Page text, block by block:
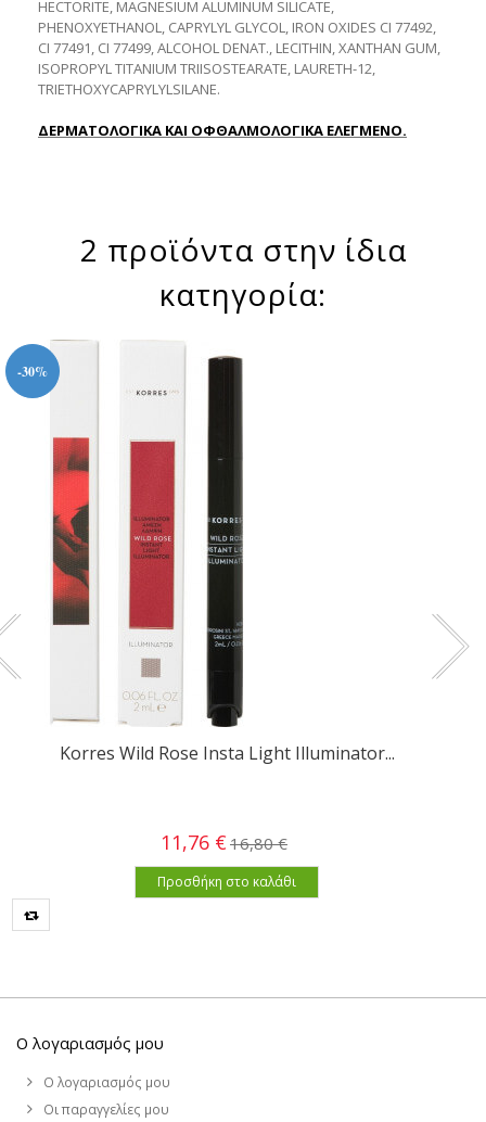
HECTORITE, MAGNESIUM ALUMINUM SILICATE,
PHENOXYETHANOL, CAPRYLYL GLYCOL, IRON OXIDES CI 77492,
CI 77491, CI 77499, ALCOHOL DENAT., LECITHIN, XANTHAN GUM,
ISOPROPYL TITANIUM TRIISOSTEARATE, LAURETH-12,
TRIETHOXYCAPRYLYLSILANE.
ΔΕΡΜΑΤΟΛΟΓΙΚΑ ΚΑΙ ΟΦΘΑΛΜΟΛΟΓΙΚΑ ΕΛΕΓΜΕΝΟ.
2 προϊόντα στην ίδια
κατηγορία:
-30%
Korres Wild Rose Insta Light Illuminator...
11,76 € 16,80 €
Προσθήκη στο καλάθι
Ο λογαριασμός μου
Ο λογαριασμός μου
Οι παραγγελίες μου